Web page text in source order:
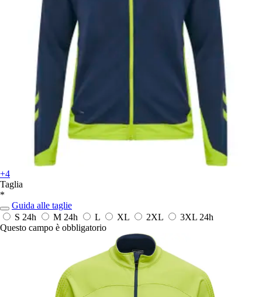
+4
Taglia
*
Guida alle taglie
S 24h M 24h L XL 2XL 3XL 24h
Questo campo è obbligatorio